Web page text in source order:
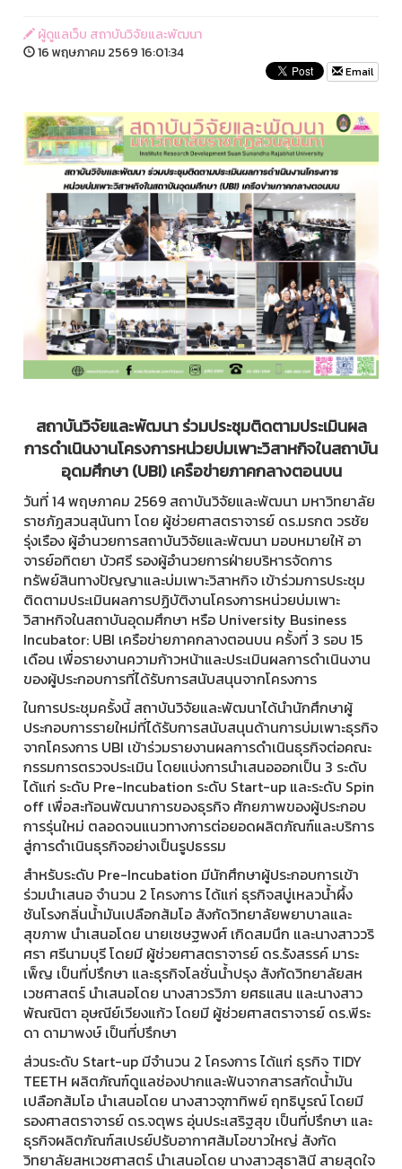
ผู้ดูแลเว็บ สถาบันวิจัยและพัฒนา
16 พฤษภาคม 2569 16:01:34
Email
สถาบันวิจัยและพัฒนา ร่วมประชุมติดตามประเมินผล
การดำเนินงานโครงการหน่วยบ่มเพาะวิสาหกิจในสถาบัน
อุดมศึกษา (UBI) เครือข่ายภาคกลางตอนบน
วันที่ 14 พฤษภาคม 2569 สถาบันวิจัยและพัฒนา มหาวิทยาลัย
ราชภัฏสวนสุนันทา โดย ผู้ช่วยศาสตราจารย์ ดร.มรกต วรชัย
รุ่งเรือง ผู้อำนวยการสถาบันวิจัยและพัฒนา มอบหมายให้ อา
จารย์อทิตยา บัวศรี รองผู้อำนวยการฝ่ายบริหารจัดการ
ทรัพย์สินทางปัญญาและบ่มเพาะวิสาหกิจ เข้าร่วมการประชุม
ติดตามประเมินผลการปฏิบัติงานโครงการหน่วยบ่มเพาะ
วิสาหกิจในสถาบันอุดมศึกษา หรือ University Business
Incubator: UBI เครือข่ายภาคกลางตอนบน ครั้งที่ 3 รอบ 15
เดือน เพื่อรายงานความก้าวหน้าและประเมินผลการดำเนินงาน
ของผู้ประกอบการที่ได้รับการสนับสนุนจากโครงการ
ในการประชุมครั้งนี้ สถาบันวิจัยและพัฒนาได้นำนักศึกษาผู้
ประกอบการรายใหม่ที่ได้รับการสนับสนุนด้านการบ่มเพาะธุรกิจ
จากโครงการ UBI เข้าร่วมรายงานผลการดำเนินธุรกิจต่อคณะ
กรรมการตรวจประเมิน โดยแบ่งการนำเสนอออกเป็น 3 ระดับ
ได้แก่ ระดับ Pre-Incubation ระดับ Start-up และระดับ Spin
off เพื่อสะท้อนพัฒนาการของธุรกิจ ศักยภาพของผู้ประกอบ
การรุ่นใหม่ ตลอดจนแนวทางการต่อยอดผลิตภัณฑ์และบริการ
สู่การดำเนินธุรกิจอย่างเป็นรูปธรรม
สำหรับระดับ Pre-Incubation มีนักศึกษาผู้ประกอบการเข้า
ร่วมนำเสนอ จำนวน 2 โครงการ ได้แก่ ธุรกิจสบู่เหลวน้ำผึ้ง
ชันโรงกลิ่นน้ำมันเปลือกส้มโอ สังกัดวิทยาลัยพยาบาลและ
สุขภาพ นำเสนอโดย นายเชษฐพงศ์ เกิดสมนึก และนางสาววริ
ศรา ศรีนามบุรี โดยมี ผู้ช่วยศาสตราจารย์ ดร.รังสรรค์ มาระ
เพ็ญ เป็นที่ปรึกษา และธุรกิจโลชั่นน้ำปรุง สังกัดวิทยาลัยสห
เวชศาสตร์ นำเสนอโดย นางสาวรวิภา ยศธแสน และนางสาว
พัณณิตา อุษณีย์เวียงแก้ว โดยมี ผู้ช่วยศาสตราจารย์ ดร.พีระ
ดา ดามาพงษ์ เป็นที่ปรึกษา
ส่วนระดับ Start-up มีจำนวน 2 โครงการ ได้แก่ ธุรกิจ TIDY
TEETH ผลิตภัณฑ์ดูแลช่องปากและฟันจากสารสกัดน้ำมัน
เปลือกส้มโอ นำเสนอโดย นางสาวจุฑาทิพย์ ฤทธิบูรณ์ โดยมี
รองศาสตราจารย์ ดร.จตุพร อุ่นประเสริฐสุข เป็นที่ปรึกษา และ
ธุรกิจผลิตภัณฑ์สเปรย์ปรับอากาศส้มโอขาวใหญ่ สังกัด
วิทยาลัยสหเวชศาสตร์ นำเสนอโดย นางสาวสุธาสินี สายสุดใจ